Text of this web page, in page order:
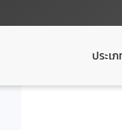
ประเ